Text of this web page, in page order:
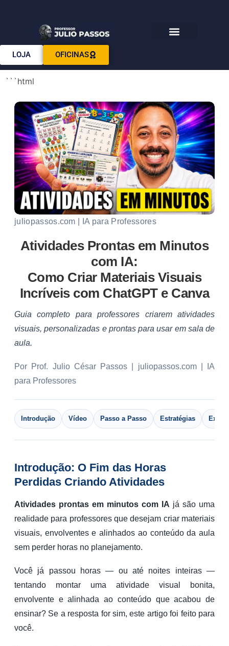
LOJA OFICINAS
```html
juliopassos.com | IA para Professores
Atividades Prontas em Minutos
com IA:
Como Criar Materiais Visuais
Incríveis com ChatGPT e Canva
Guia completo para professores criarem atividades
visuais, personalizadas e prontas para usar em sala de
aula.
Por Prof. Julio César Passos | juliopassos.com | IA
para Professores
Introdução Vídeo Passo a Passo Estratégias
Introdução: O Fim das Horas
Perdidas Criando Atividades
Atividades prontas em minutos com IA já são uma
realidade para professores que desejam criar materiais
visuais, envolventes e alinhados ao conteúdo da aula
sem perder horas no planejamento.
Você já passou horas — ou até noites inteiras —
tentando montar uma atividade visual bonita,
envolvente e alinhada ao conteúdo que acabou de
ensinar? Se a resposta for sim, este artigo foi feito para
você.